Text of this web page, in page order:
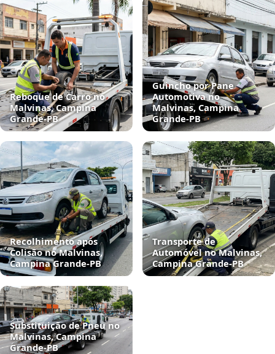
Reboque de Carro no
Malvinas, Campina
Grande‑PB
Guincho por Pane
Automotiva no
Malvinas, Campina
Grande‑PB
Recolhimento após
Colisão no Malvinas,
Campina Grande‑PB
Transporte de
Automóvel no Malvinas,
Campina Grande‑PB
Substituição de Pneu no
Malvinas, Campina
Grande‑PB